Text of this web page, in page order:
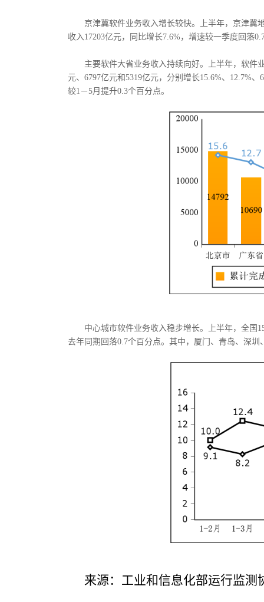
京津冀软件业务收入增长较快。上半年，京津冀
收入17203亿元，同比增长7.6%，增速较一季度回落
主要软件大省业务收入持续向好。上半年，软件
元、6797亿元和5319亿元，分别增长15.6%、12.7%
较1－5月提升0.3个百分点。
中心城市软件业务收入稳步增长。上半年，全国
去年同期回落0.7个百分点。其中，厦门、青岛、深
来源：工业和信息化部运行监测